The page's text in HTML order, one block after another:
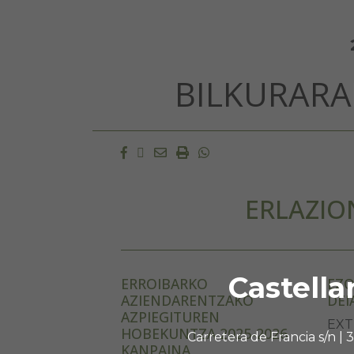
Carretera de Francia s/n |
Facebook
Twitter
EmailImprimir
Whatsapp
ERROIBARKO
AZIENDARENTZAKO
AZPIEGITUREN
HOBEKUNTZA 2025-2026
KANPAINA